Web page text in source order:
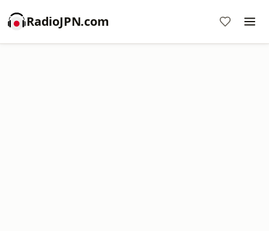
RadioJPN.com